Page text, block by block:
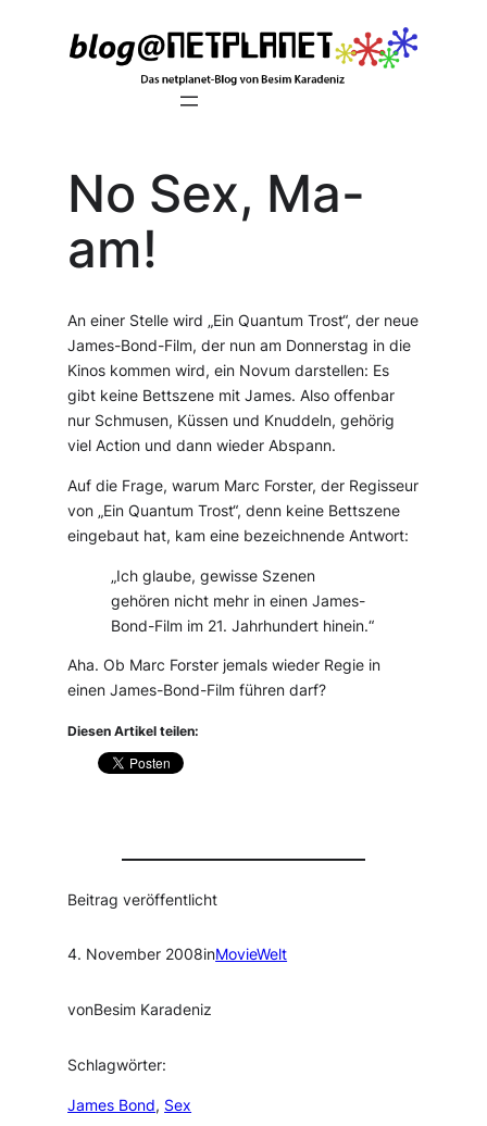
No Sex, Ma-
am!
An einer Stelle wird „Ein Quantum Trost“, der neue
James-Bond-Film, der nun am Donnerstag in die
Kinos kommen wird, ein Novum darstellen: Es
gibt keine Bettszene mit James. Also offenbar
nur Schmusen, Küssen und Knuddeln, gehörig
viel Action und dann wieder Abspann.
Auf die Frage, warum Marc Forster, der Regisseur
von „Ein Quantum Trost“, denn keine Bettszene
eingebaut hat, kam eine bezeichnende Antwort:
„Ich glaube, gewisse Szenen
gehören nicht mehr in einen James-
Bond-Film im 21. Jahrhundert hinein.“
Aha. Ob Marc Forster jemals wieder Regie in
einen James-Bond-Film führen darf?
Diesen Artikel teilen:
Beitrag veröffentlicht
4. November 2008inMovieWelt
vonBesim Karadeniz
Schlagwörter:
James Bond, Sex